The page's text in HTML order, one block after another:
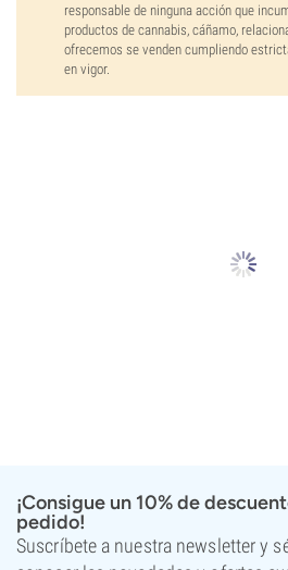
responsable de ninguna acción que
productos de cannabis, cáñamo,
ofrecemos se venden cumpliendo
en vigor.
¡Consigue un 10% de
pedido!
Suscríbete a nuestra newsletter y